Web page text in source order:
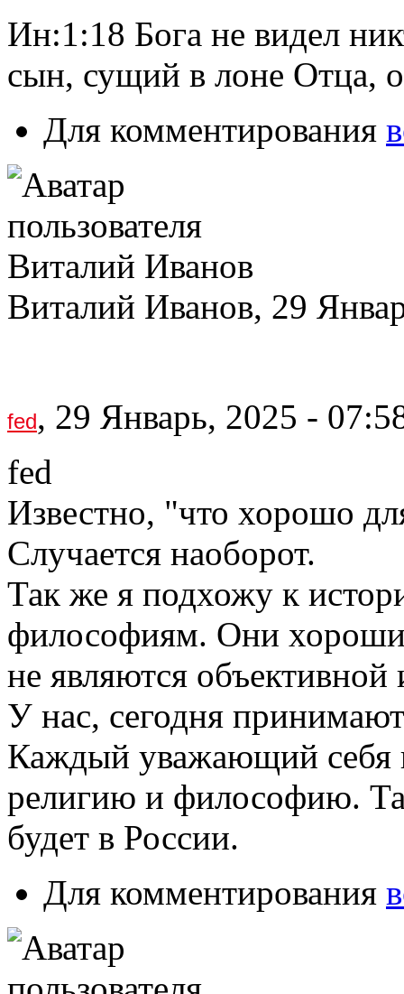
Ин:1:18 Бога не видел
сын, сущий в лоне Отца,
Для комментирования
Виталий Иванов, 29
fed, 29 Январь, 2025 -
fed
Известно, "что хорошо
Случается наоборот.
Так же я подхожу к
философиям. Они хороши
не являются объективной
У нас, сегодня
Каждый уважающий себя
религию и философию.
будет в России.
Для комментирования